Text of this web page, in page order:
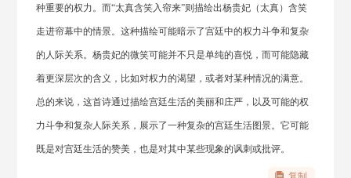
种重要的权力。而“太真含笑入帘来”则描绘出杨贵妃（太真）含笑
走进帘幕中的情景。这种描绘可能暗示了宫廷中的权力斗争和复杂
的人际关系。杨贵妃的微笑可能并不只是单纯的喜悦，而可能隐藏
着更深层次的含义，比如对权力的渴望，或者对某种情况的满意。
总的来说，这首诗通过描绘宫廷生活的美丽和庄严，以及可能的权
力斗争和复杂人际关系，展示了一种复杂的宫廷生活图景。它可能
既是对宫廷生活的赞美，也是对其中某些现象的讽刺或批评。